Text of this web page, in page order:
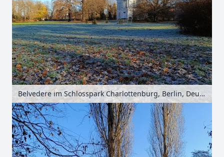
Belvedere im Schlosspark Charlottenburg, Berlin, Deutschland